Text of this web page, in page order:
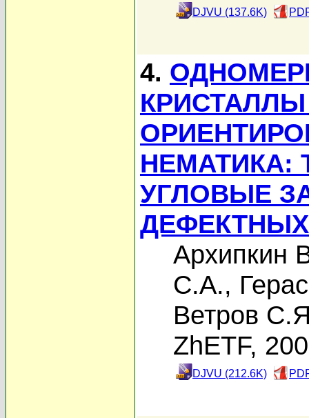
DJVU (137.6K)
4.
НЕМАТИКА:
УГЛОВЫЕ
Архипкин
С.А.,
Ветров
ZhETF,
DJVU (212.6K)